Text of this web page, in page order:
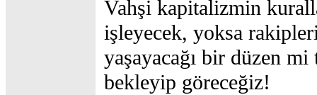
Vahşi kapitalizmin
işleyecek, yoksa
yaşayacağı bir düzen
bekleyip göreceğiz!